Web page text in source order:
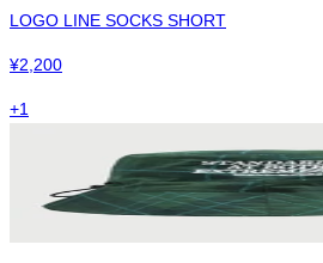
LOGO LINE SOCKS SHORT
¥2,200
+1